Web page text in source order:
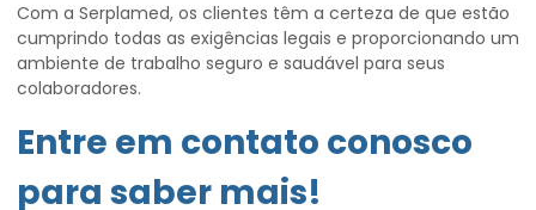
Com a Serplamed, os clientes têm a certeza de que estão
cumprindo todas as exigências legais e proporcionando um
ambiente de trabalho seguro e saudável para seus
colaboradores.
Entre em contato conosco
para saber mais!